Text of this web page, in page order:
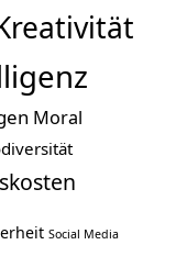
Moral
Social Media